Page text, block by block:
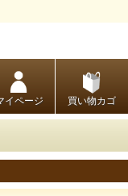
イページ 買い物カゴ